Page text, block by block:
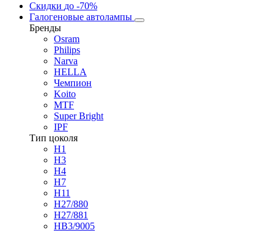
Скидки до -70%
Галогеновые автолампы
Бренды
Osram
Philips
Narva
HELLA
Чемпион
Koito
MTF
Super Bright
IPF
Тип цоколя
H1
H3
H4
H7
H11
H27/880
H27/881
HB3/9005